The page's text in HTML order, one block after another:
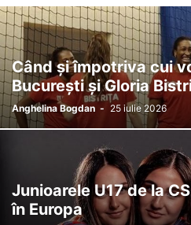
Când și împotriva cui
București și Gloria
Anghelina Bogdan - 25 iulie 2026
Junioarele U17 de la
în Europa